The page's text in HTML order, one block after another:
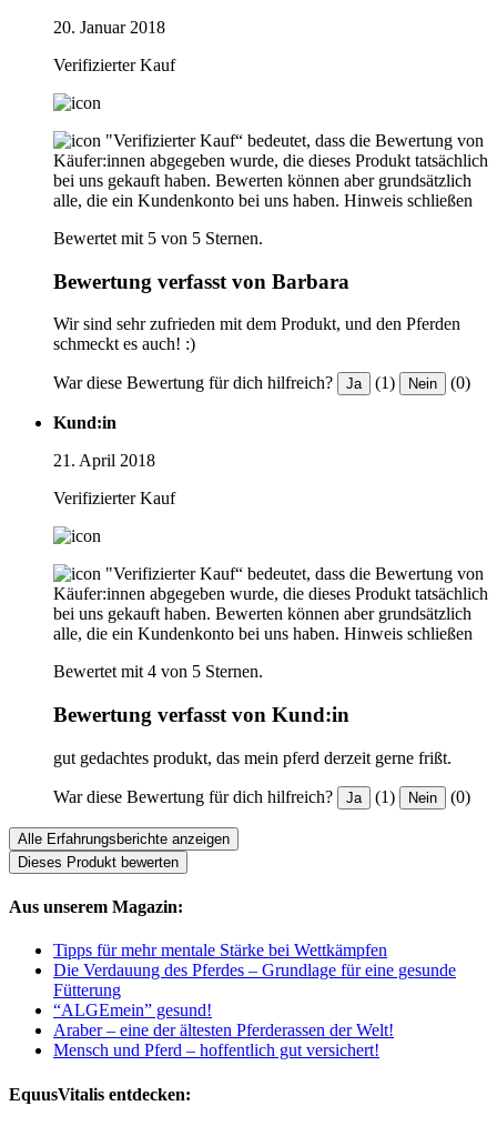
20. Januar 2018
Verifizierter Kauf
"Verifizierter Kauf“ bedeutet, dass die Bewertung von
Käufer:innen abgegeben wurde, die dieses Produkt tatsächlich
bei uns gekauft haben. Bewerten können aber grundsätzlich
alle, die ein Kundenkonto bei uns haben. Hinweis schließen
Bewertet mit 5 von 5 Sternen.
Bewertung verfasst von Barbara
Wir sind sehr zufrieden mit dem Produkt, und den Pferden
schmeckt es auch! :)
War diese Bewertung für dich hilfreich? Ja (1) Nein (0)
Kund:in
21. April 2018
Verifizierter Kauf
"Verifizierter Kauf“ bedeutet, dass die Bewertung von
Käufer:innen abgegeben wurde, die dieses Produkt tatsächlich
bei uns gekauft haben. Bewerten können aber grundsätzlich
alle, die ein Kundenkonto bei uns haben. Hinweis schließen
Bewertet mit 4 von 5 Sternen.
Bewertung verfasst von Kund:in
gut gedachtes produkt, das mein pferd derzeit gerne frißt.
War diese Bewertung für dich hilfreich? Ja (1) Nein (0)
Alle Erfahrungsberichte anzeigen
Dieses Produkt bewerten
Aus unserem Magazin:
Tipps für mehr mentale Stärke bei Wettkämpfen
Die Verdauung des Pferdes – Grundlage für eine gesunde
Fütterung
“ALGEmein” gesund!
Araber – eine der ältesten Pferderassen der Welt!
Mensch und Pferd – hoffentlich gut versichert!
EquusVitalis entdecken: